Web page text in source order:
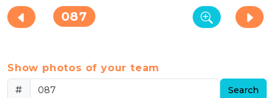
087
Show photos of your team
#
Search